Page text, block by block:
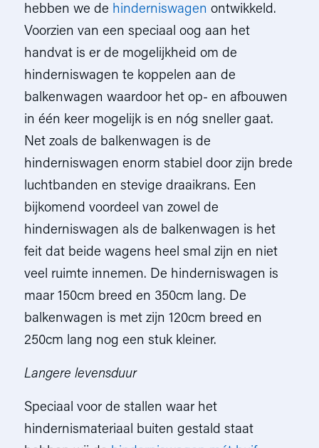
hebben we de hinderniswagen ontwikkeld.
Voorzien van een speciaal oog aan het
handvat is er de mogelijkheid om de
hinderniswagen te koppelen aan de
balkenwagen waardoor het op- en afbouwen
in één keer mogelijk is en nóg sneller gaat.
Net zoals de balkenwagen is de
hinderniswagen enorm stabiel door zijn brede
luchtbanden en stevige draaikrans. Een
bijkomend voordeel van zowel de
hinderniswagen als de balkenwagen is het
feit dat beide wagens heel smal zijn en niet
veel ruimte innemen. De hinderniswagen is
maar 150cm breed en 350cm lang. De
balkenwagen is met zijn 120cm breed en
250cm lang nog een stuk kleiner.
Langere levensduur
Speciaal voor de stallen waar het
hindernismateriaal buiten gestald staat